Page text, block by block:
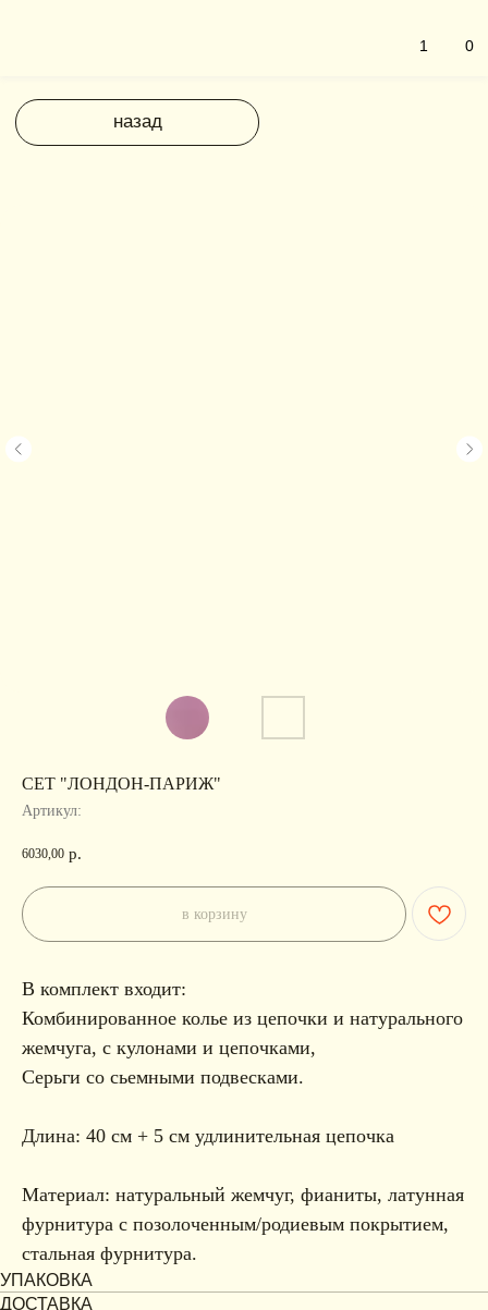
СЕТ "ЛОНДОН-ПАРИЖ"
Артикул:
6030,00 р.
в корзину
В комплект входит:
Комбинированное колье из цепочки и натурального
жемчуга, с кулонами и цепочками,
Серьги со сьемными подвесками.
Длина: 40 см + 5 см удлинительная цепочка
Материал: натуральный жемчуг, фианиты, латунная
фурнитура с позолоченным/родиевым покрытием,
стальная фурнитура.
УПАКОВКА
ДОСТАВКА